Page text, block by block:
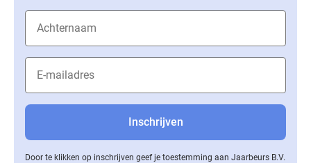
Door te klikken op inschrijven geef je toestemming aan Jaarbeurs B.V.